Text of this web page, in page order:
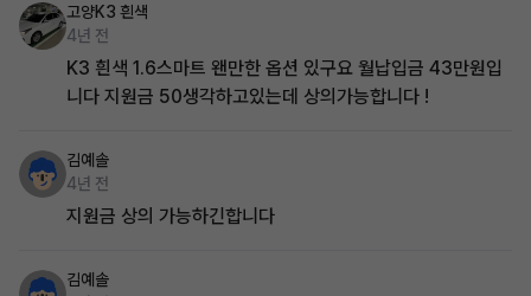
고양K3 흰색
4년 전
K3 흰색 1.6스마트 왠만한 옵션 있구요 월납입금 43만원입
니다 지원금 50생각하고있는데 상의가능합니다 !
김예솔
4년 전
지원금 상의 가능하긴합니다
김예솔